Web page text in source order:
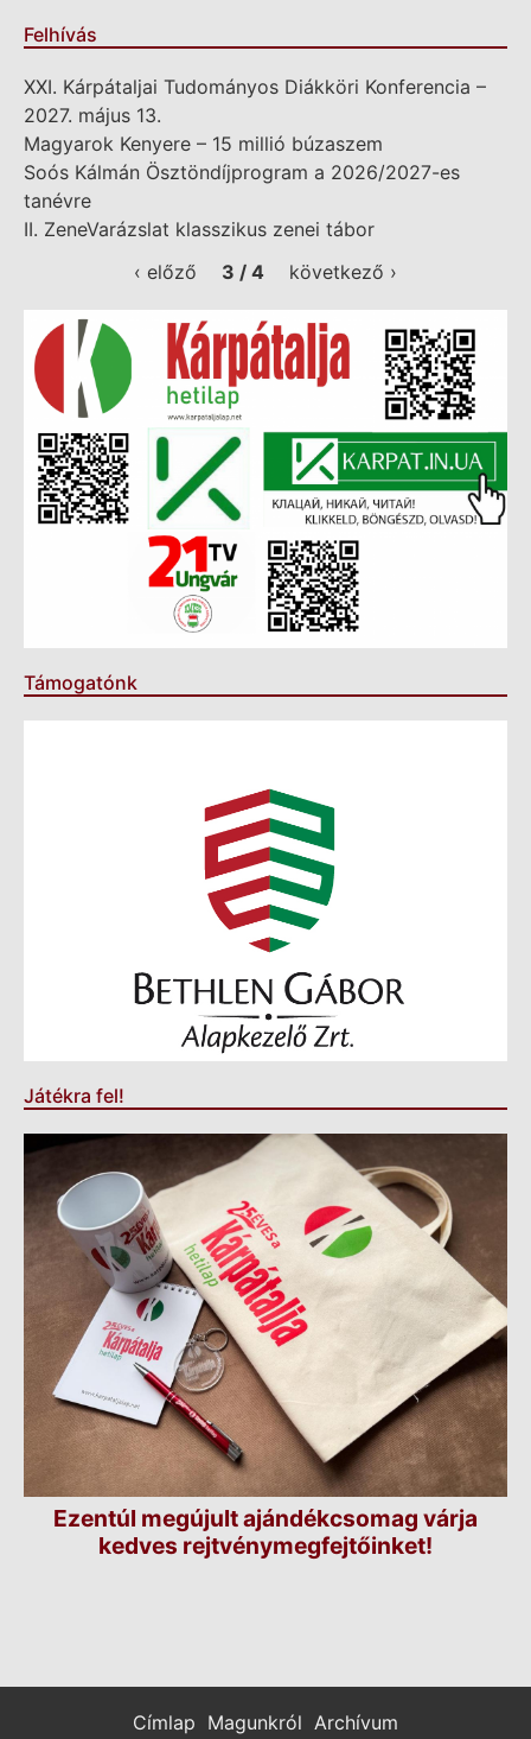
Felhívás
XXI. Kárpátaljai Tudományos Diákköri Konferencia –
2027. május 13.
Magyarok Kenyere – 15 millió búzaszem
Soós Kálmán Ösztöndíjprogram a 2026/2027-es
tanévre
II. ZeneVarázslat klasszikus zenei tábor
‹ előző
3 / 4 következő ›
Támogatónk
Játékra fel!
Ezentúl megújult ajándékcsomag várja
kedves rejtvénymegfejtőinket!
Címlap Magunkról Archívum